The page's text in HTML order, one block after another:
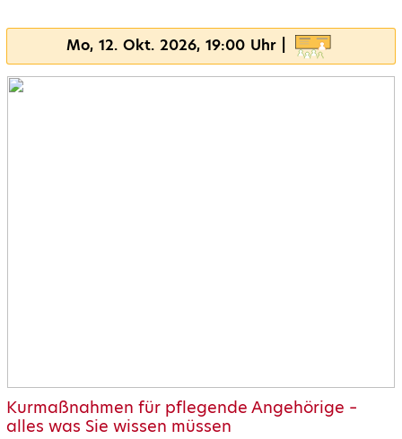
Mo, 12. Okt. 2026, 19:00 Uhr |
Kurmaßnahmen für pflegende Angehörige –
alles was Sie wissen müssen